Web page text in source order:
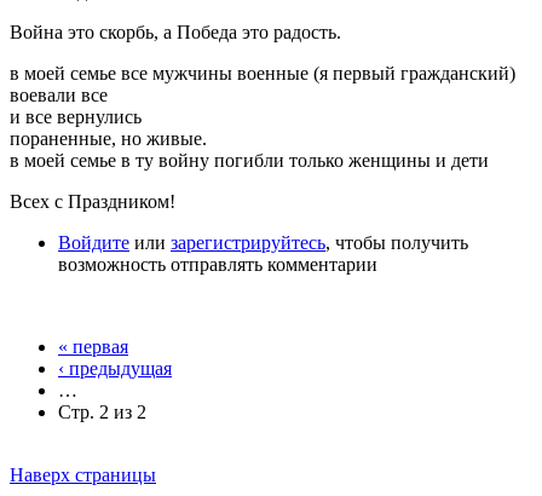
Война это скорбь, а Победа это радость.
в моей семье все мужчины военные (я первый гражданский)
воевали все
и все вернулись
пораненные, но живые.
в моей семье в ту войну погибли только женщины и дети
Всех с Праздником!
Войдите или зарегистрируйтесь, чтобы получить
возможность отправлять комментарии
« первая
‹ предыдущая
…
Стр. 2 из 2
Наверх страницы